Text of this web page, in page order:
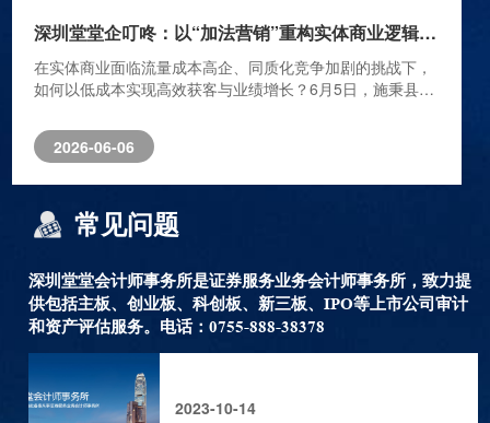
深圳堂堂企叮咚：以“加法营销”重构实体商业逻辑，十三年助90万企业实现业绩跃迁
在实体商业面临流量成本高企、同质化竞争加剧的挑战下，
如何以低成本实现高效获客与业绩增长？6月5日，施秉县城
叮咚”）达成战略合作，这家深耕企业全渠道数字化营销十三
年的企业，正以其独创的“加法营销”模式、完善的供应链体
2026-06-06
2026-03-11
常见问题
深圳堂堂会计师事务所是证券服务业务会计师事务所，致力提
供包括主板、创业板、科创板、新三板、IPO等上市公司审计
和资产评估服务。电话：0755-888-38378
2023-10-14